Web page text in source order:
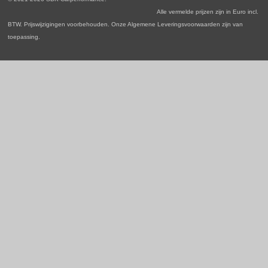
Alle vermelde prijzen zijn in Euro incl.
BTW. Prijswijzigingen voorbehouden. Onze Algemene Leveringsvoorwaarden zijn van
toepassing.